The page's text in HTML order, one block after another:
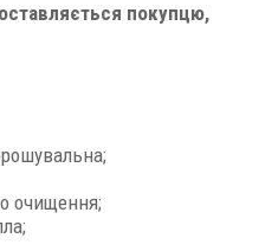
покупцю,
очищення;